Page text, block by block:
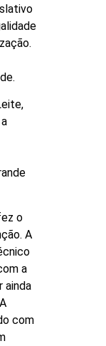
o
A
a
ainda
com